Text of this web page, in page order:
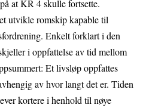
at KR 4 skulle fortsette.
utvikle romskip kapable til
Enkelt forklart i den
i oppfattelse av tid mellom
Et livsløp oppfattes
av hvor langt det er. Tiden
kortere i henhold til nøye